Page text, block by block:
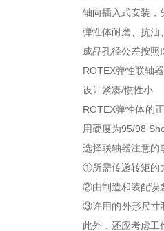
轴向插入式安装，
弹性体耐磨、抗油
成品孔径公差按
ROTEX弹性联轴
设计紧凑/惯性小
ROTEX弹性体的
用硬度为95/98
选择联轴器注意的
①所需传递转矩的
②由制造和装配误
③许用的外形尺寸
此外，还应考虑工